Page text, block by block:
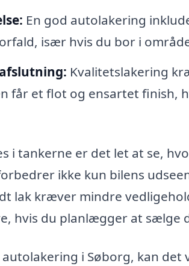
En god autolakering
især hvis du bor i
Kvalitetslakering
får et flot og ensartet finish,
i tankerne er det let at se,
ikke kun bilens
lak kræver mindre
hvis du planlægger at sælge
i Søborg, kan